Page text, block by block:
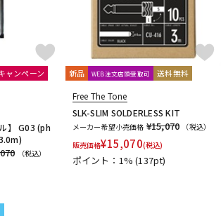
Daiking Corporation
DARCO
DAVA
Dean Markley
DiMarzio
labs Doc Simons DR
Dr.DUCK'S
ele-king books
Enfini Custom Works
ENGL
BALL Famous
Fender Japan
Fender USA
Research
ャンペーン
】 G03 (ph
（税込）
新品 WEB注文店頭受取可 送料無料
Free The Tone
SLK-SLIM SOLDERLESS KIT
メーカー希望小売価格 ¥15,070
（税込）
販売価格¥15,070(税込)
ポイント：1%(137pt)